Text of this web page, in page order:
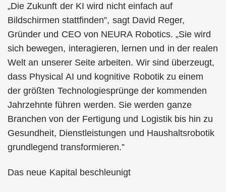
„Die Zukunft der KI wird nicht einfach auf
Bildschirmen stattfinden”, sagt David Reger,
Gründer und CEO von NEURA Robotics. „Sie wird
sich bewegen, interagieren, lernen und in der realen
Welt an unserer Seite arbeiten. Wir sind überzeugt,
dass Physical AI und kognitive Robotik zu einem
der größten Technologiesprünge der kommenden
Jahrzehnte führen werden. Sie werden ganze
Branchen von der Fertigung und Logistik bis hin zu
Gesundheit, Dienstleistungen und Haushaltsrobotik
grundlegend transformieren.”
Das neue Kapital beschleunigt